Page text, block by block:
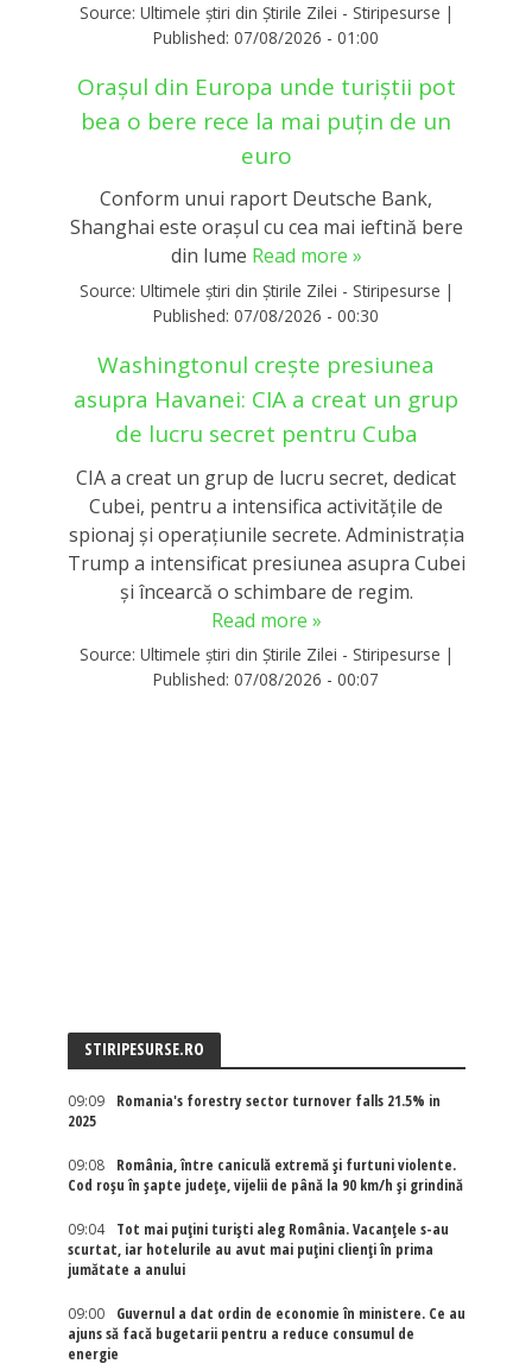
Source: Ultimele știri din Știrile Zilei - Stiripesurse |
Published: 07/08/2026 - 01:00
Orașul din Europa unde turiștii pot
bea o bere rece la mai puțin de un
euro
Conform unui raport Deutsche Bank,
Shanghai este orașul cu cea mai ieftină bere
din lume Read more »
Source: Ultimele știri din Știrile Zilei - Stiripesurse |
Published: 07/08/2026 - 00:30
Washingtonul creşte presiunea
asupra Havanei: CIA a creat un grup
de lucru secret pentru Cuba
CIA a creat un grup de lucru secret, dedicat
Cubei, pentru a intensifica activitățile de
spionaj și operațiunile secrete. Administrația
Trump a intensificat presiunea asupra Cubei
și încearcă o schimbare de regim.
Read more »
Source: Ultimele știri din Știrile Zilei - Stiripesurse |
Published: 07/08/2026 - 00:07
STIRIPESURSE.RO
09:09
Romania's forestry sector turnover falls 21.5% in
2025
09:08
România, între caniculă extremă și furtuni violente.
Cod roșu în șapte județe, vijelii de până la 90 km/h și grindină
09:04
Tot mai puțini turiști aleg România. Vacanțele s-au
scurtat, iar hotelurile au avut mai puțini clienți în prima
jumătate a anului
09:00
Guvernul a dat ordin de economie în ministere. Ce au
ajuns să facă bugetarii pentru a reduce consumul de
energie